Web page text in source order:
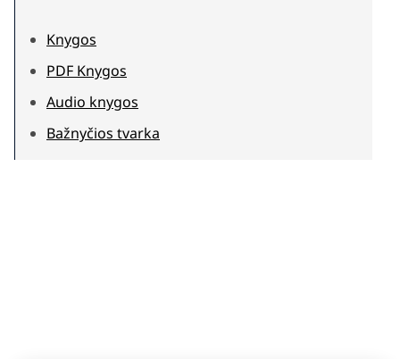
Knygos
PDF Knygos
Audio knygos
Bažnyčios tvarka